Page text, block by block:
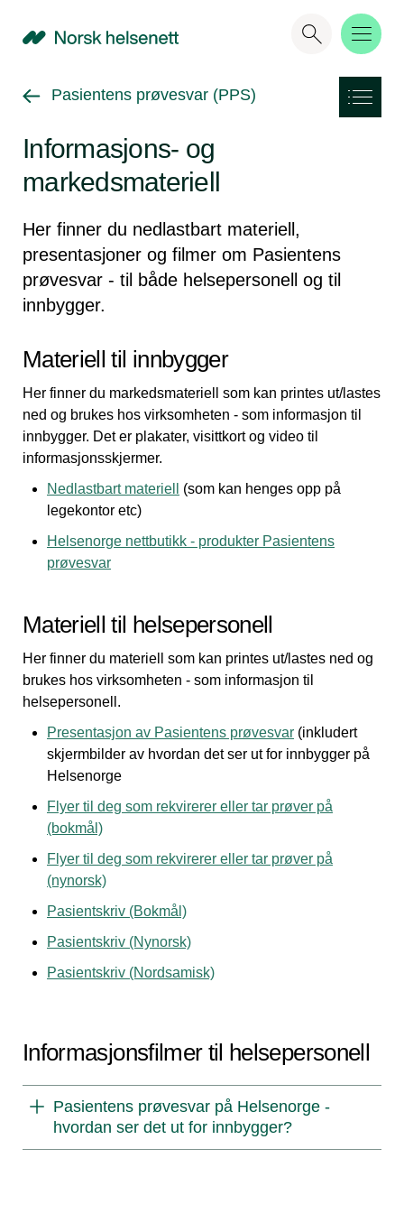
NHN
Gå tilbake til
Pasientens prøvesvar (PPS)
Informasjons- og
markedsmateriell
Her finner du nedlastbart materiell,
presentasjoner og filmer om Pasientens
prøvesvar - til både helsepersonell og til
innbygger.
Materiell til innbygger
Her finner du markedsmateriell som kan printes ut/lastes
ned og brukes hos virksomheten - som informasjon til
innbygger. Det er plakater, visittkort og video til
informasjonsskjermer.
Nedlastbart materiell
(som kan henges opp på
legekontor etc)
Helsenorge nettbutikk - produkter Pasientens
prøvesvar
Materiell til helsepersonell
Her finner du materiell som kan printes ut/lastes ned og
brukes hos virksomheten - som informasjon til
helsepersonell.
Presentasjon av Pasientens prøvesvar (inkludert
skjermbilder av hvordan det ser ut for innbygger på
Helsenorge
Flyer til deg som rekvirerer eller tar prøver på
(bokmål)
Flyer til deg som rekvirerer eller tar prøver på
(nynorsk)
Pasientskriv (Bokmål)
Pasientskriv (Nynorsk)
Pasientskriv (Nordsamisk)
Informasjonsfilmer til helsepersonell
Pasientens prøvesvar på Helsenorge -
hvordan ser det ut for innbygger?